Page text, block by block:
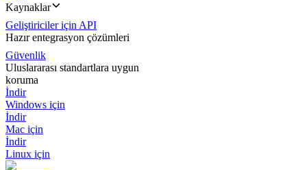
Kaynaklar
Geliştiriciler için API
Hazır entegrasyon çözümleri
Güvenlik
Uluslararası standartlara uygun
koruma
İndir
Windows için
İndir
Mac için
İndir
Linux için